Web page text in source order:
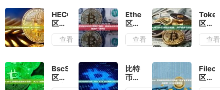
HECO
区块
链浏
览器
南：
新手
入门
查看
Etherscan
区块
链浏
览器
指
南：
查询
查看
区块
链浏
指南
与深
度解
查看
BscScan
区块
链浏
比特
币区
块链
区块
链浏